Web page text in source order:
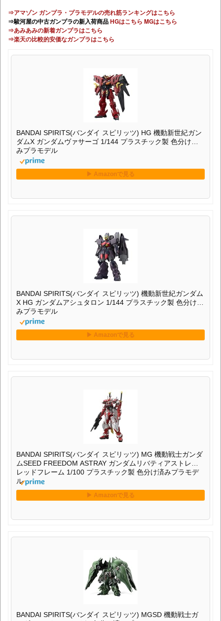
⇒アマゾン ガンプラ・プラモデルの売れ筋ランキングはこちら
⇒駿河屋の中古ガンプラの新入荷商品HGはこちら MGはこちら
⇒あみあみの新着ガンプラはこちら
⇒楽天の比較的安価なガンプラはこちら
BANDAI SPIRITS(バンダイ スピリッツ) HG 機動新世紀ガン
ダムX ガンダムヴァサーゴ 1/144 プラスチック製 色分け済
みプラモデル
BANDAI SPIRITS(バンダイ スピリッツ) 機動新世紀ガンダム
X HG ガンダムアシュタロン 1/144 プラスチック製 色分け済
みプラモデル
BANDAI SPIRITS(バンダイ スピリッツ) MG 機動戦士ガンダ
ムSEED FREEDOM ASTRAY ガンダムリバティアストレイ
レッドフレーム 1/100 プラスチック製 色分け済みプラモデ
ル
BANDAI SPIRITS(バンダイ スピリッツ) MGSD 機動戦士ガ